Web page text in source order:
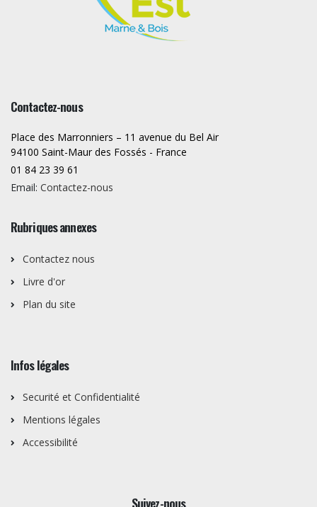
Contactez-nous
Place des Marronniers – 11 avenue du Bel Air
94100 Saint-Maur des Fossés - France
01 84 23 39 61
Email: Contactez-nous
Rubriques annexes
Contactez nous
Livre d'or
Plan du site
Infos légales
Securité et Confidentialité
Mentions légales
Accessibilité
Suivez-nous